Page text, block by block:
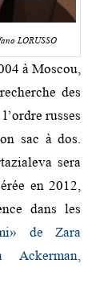
LORUSSO
à Moscou,
des
russes
sac à dos.
sera
en 2012,
dans les
de Zara